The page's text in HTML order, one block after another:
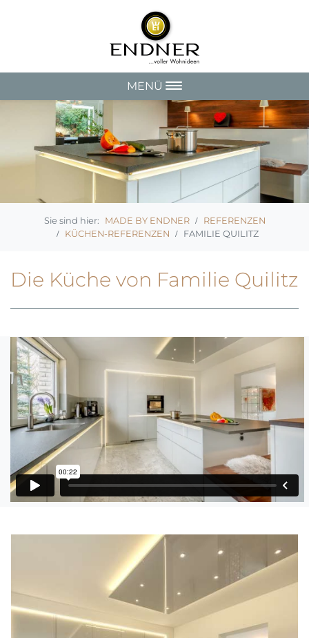
MENÜ
MADE BY ENDNER
REFERENZEN
KÜCHEN-REFERENZEN
FAMILIE QUILITZ
Die Küche von Familie Quilitz